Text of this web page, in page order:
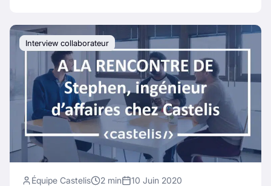
Interview collaborateur
Équipe Castelis 2 min 10 Juin 2020